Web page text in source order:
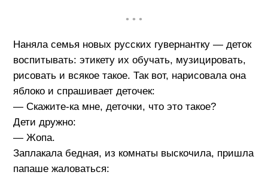
• • •
Наняла семья новых русских гувернантку — деток
воспитывать: этикету их обучать, музицировать,
рисовать и всякое такое. Так вот, нарисовала она
яблоко и спрашивает деточек:
— Скажите-ка мне, деточки, что это такое?
Дети дружно:
— Жопа.
Заплакала бедная, из комнаты выскочила, пришла
папаше жаловаться: